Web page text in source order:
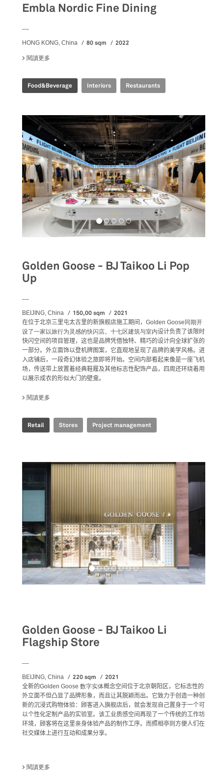
Embla Nordic Fine Dining
HONG KONG, China 80 sqm
2022
閱讀更多
Food&Beverage Interiors Restaurants
Golden Goose - BJ Taikoo Li Pop
Up
BEIJING, China 150,00 sqm 2021
在位于北京三里屯太古里的新旗舰店施工期间， Golden Goose同期开
设了一家以旅行为灵感的快闪店。十七区建筑与室内设计负责了该限时
快闪空间的项目管理， 这也是品牌凭借独特、精巧的设计向全球扩张的
一部分。外立面饰以登机牌图案，它直观地呈现了品牌的美学风格。进
入店铺后，一段奇幻体验之旅即将开始。空间内部看起来像是一座飞机
场，传送带上放置着经典鞋履及其他标志性配饰产品，四周还环绕着用
以展示成衣的形似大门的壁龛。
閱讀更多
Retail Stores Project management
Golden Goose - BJ Taikoo Li
Flagship Store
BEIJING, China 220 sqm 2021
全新的Golden Goose 数字实体概念空间位于北京朝阳区，它标志性的
外立面不但凸显了品牌形象，而且让其脱颖而出。它致力于创造一种创
新的沉浸式购物体验：顾客进入旗舰店后，就会发现自己置身于一个可
以个性化定制产品的实验室。该工业质感空间再现了一个传统的工作坊
环境，顾客将在这里亲身体验产品的制作工序。而照相亭则方便人们在
社交媒体上进行互动和成果分享。
閱讀更多